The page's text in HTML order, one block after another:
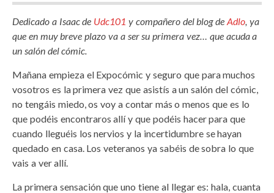
Dedicado a Isaac de Udc101 y compañero del blog deAdlo, ya
que en muy breve plazo va a ser su primera vez… que acuda a
un salón del cómic.
Mañana empieza el Expocómic y seguro que para muchos
vosotros es la primera vez que asistís a un salón del cómic,
no tengáis miedo, os voy a contar más o menos que es lo
que podéis encontraros allí y que podéis hacer para que
cuando lleguéis los nervios y la incertidumbre se hayan
quedado en casa. Los veteranos ya sabéis de sobra lo que
vais a ver allí.
La primera sensación que uno tiene al llegar es: hala, cuanta